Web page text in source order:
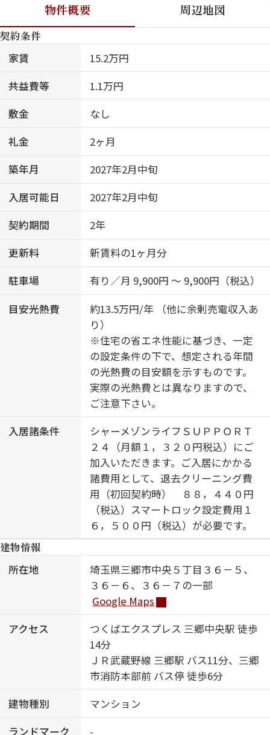
物件概要 周辺地図
契約条件
家賃
15.2万円
共益費等
1.1万円
敷金
なし
礼金
2ヶ月
築年月
2027年2月中旬
入居可能日
2027年2月中旬
契約期間
2年
更新料
新賃料の1ヶ月分
駐車場
有り／月 9,900円 ～ 9,900円（税込）
目安光熱費
約13.5万円/年 （他に余剰売電収入あ
り）
※住宅の省エネ性能に基づき、一定
の設定条件の下で、想定される年間
の光熱費の目安額を示すものです。
実際の光熱費とは異なりますので、
ご注意下さい。
入居諸条件
シャーメゾンライフＳＵＰＰＯＲＴ
２４（月額１，３２０円税込）にご
加入いただきます。ご入居にかかる
諸費用として、退去クリーニング費
用（初回契約時） ８８，４４０円
（税込）スマートロック設定費用１
６，５００円（税込）が必要です。
建物情報
所在地
埼玉県三郷市中央５丁目３６－５、
３６－６、３６－７の一部
Google Maps
アクセス
つくばエクスプレス 三郷中央駅 徒歩
14分
ＪＲ武蔵野線 三郷駅 バス11分、三郷
市消防本部前 バス停 徒歩6分
建物種別
マンション
ランドマーク
-